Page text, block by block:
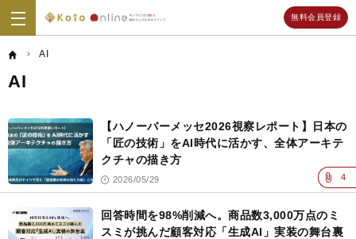
Koto
無料会員登録
AI
AI
【ハノーバーメッセ2026視察レポート】日本の
「匠の技術」をAI時代に活かす、全体アーキテ
クチャの描き方
2026/05/29 4
回答時間を98%削減へ。商品数3,000万点のミ
スミが挑んだ顧客対応「生成AI」実装の舞台裏